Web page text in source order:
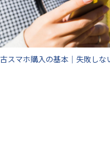
スマホ購入の基本｜失敗しな